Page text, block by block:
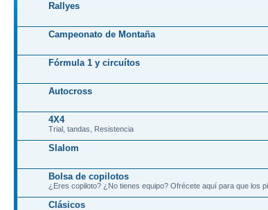
Rallyes
Campeonato de Montaña
Fórmula 1 y circuítos
Autocross
4X4
Trial, tandas, Resistencia
Slalom
Bolsa de copilotos
¿Eres copiloto? ¿No tienes equipo? Ofrécete aquí para que los
Clásicos